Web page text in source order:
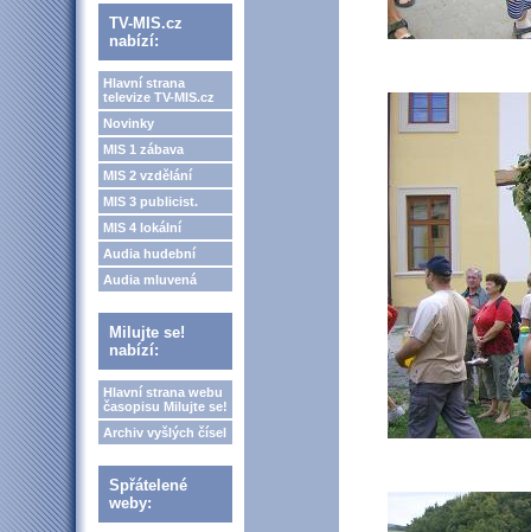
TV-MIS.cz
nabízí:
Hlavní strana
televize TV-MIS.cz
Novinky
MIS 1 zábava
MIS 2 vzdělání
MIS 3 publicist.
MIS 4 lokální
Audia hudební
Audia mluvená
Milujte se!
nabízí:
Hlavní strana webu
časopisu Milujte se!
Archiv vyšlých čísel
Spřátelené
weby: